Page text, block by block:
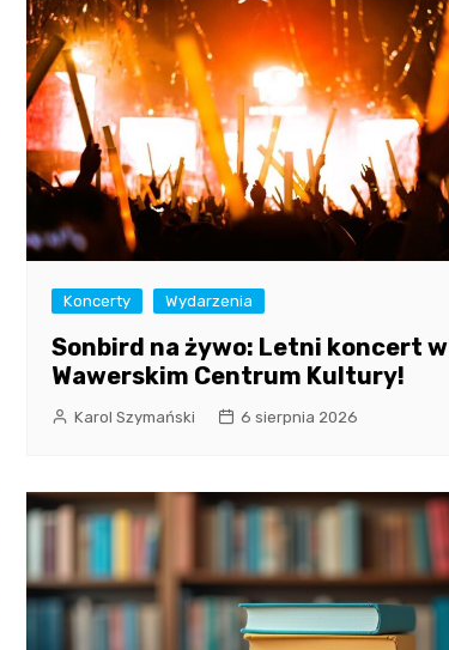
Koncerty Wydarzenia
Sonbird na żywo: Letni koncert w
Wawerskim Centrum Kultury!
Karol Szymański 6 sierpnia 2026